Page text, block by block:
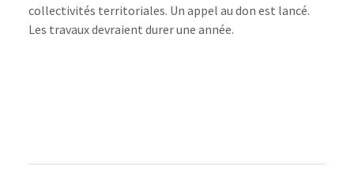
collectivités territoriales. Un appel au don est lancé.
Les travaux devraient durer une année.